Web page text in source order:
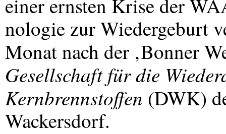
einer ernsten Krise der
nologie zur Wiedergeburt
Monat nach der ‚Bonner
Gesellschaft für die
Kernbrennstoffen (DWK)
Wackersdorf.